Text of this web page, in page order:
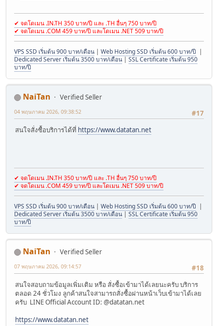
✔ จดโดเมน .IN.TH 350 บาท/ปี และ .TH อื่นๆ 750 บาท/ปี
✔ จดโดเมน .COM 459 บาท/ปี และโดเมน .NET 509 บาท/ปี
VPS SSD เริ่มต้น 900 บาท/เดือน | Web Hosting SSD เริ่มต้น 600 บาท/ปี |
Dedicated Server เริ่มต้น 3500 บาท/เดือน | SSL Certificate เริ่มต้น 950
บาท/ปี
NaiTan
Verified Seller
#17
04 พฤษภาคม 2026, 09:38:52
สนใจสั่งซื้อบริการได้ที่ https://www.datatan.net
✔ จดโดเมน .IN.TH 350 บาท/ปี และ .TH อื่นๆ 750 บาท/ปี
✔ จดโดเมน .COM 459 บาท/ปี และโดเมน .NET 509 บาท/ปี
VPS SSD เริ่มต้น 900 บาท/เดือน | Web Hosting SSD เริ่มต้น 600 บาท/ปี |
Dedicated Server เริ่มต้น 3500 บาท/เดือน | SSL Certificate เริ่มต้น 950
บาท/ปี
NaiTan
Verified Seller
#18
07 พฤษภาคม 2026, 09:14:57
สนใจสอบถามข้อมูลเพิ่มเติม หรือ สั่งซื้อเข้ามาได้เลยนะครับ บริการ
ตลอด 24 ชั่วโมง ลูกค้าสนใจสามารถสั่งซื้อผ่านหน้าเว็บเข้ามาได้เลย
ครับ LINE Official Account ID: @datatan.net
https://www.datatan.net